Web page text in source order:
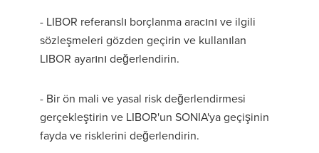
- LIBOR referanslı borçlanma aracını ve ilgili
sözleşmeleri gözden geçirin ve kullanılan
LIBOR ayarını değerlendirin.
- Bir ön mali ve yasal risk değerlendirmesi
gerçekleştirin ve LIBOR'un SONIA'ya geçişinin
fayda ve risklerini değerlendirin.